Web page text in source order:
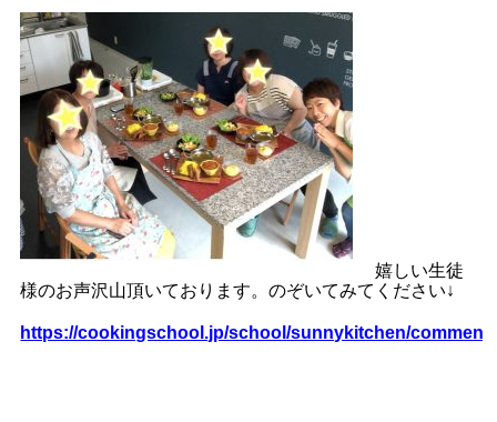
嬉しい生徒
様のお声沢山頂いております。のぞいてみてください↓
https://cookingschool.jp/school/sunnykitchen/comment